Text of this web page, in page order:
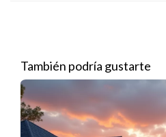
No tengas miedo al
puede abrir puertas que ni
También podría gustarte